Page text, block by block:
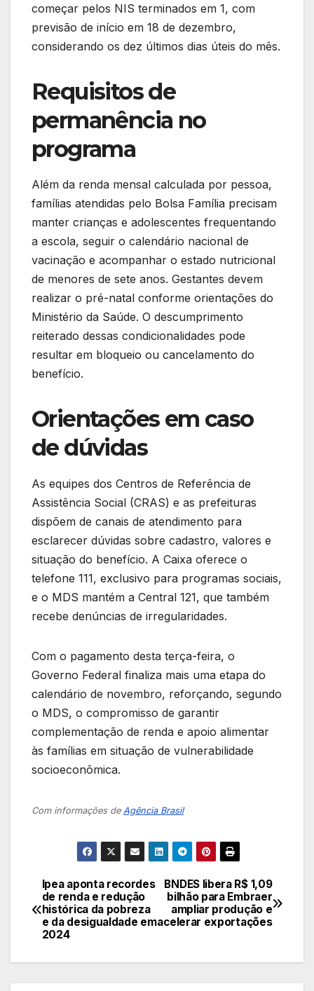
começar pelos NIS terminados em 1, com
previsão de início em 18 de dezembro,
considerando os dez últimos dias úteis do mês.
Requisitos de
permanência no
programa
Além da renda mensal calculada por pessoa,
famílias atendidas pelo Bolsa Família precisam
manter crianças e adolescentes frequentando
a escola, seguir o calendário nacional de
vacinação e acompanhar o estado nutricional
de menores de sete anos. Gestantes devem
realizar o pré-natal conforme orientações do
Ministério da Saúde. O descumprimento
reiterado dessas condicionalidades pode
resultar em bloqueio ou cancelamento do
benefício.
Orientações em caso
de dúvidas
As equipes dos Centros de Referência de
Assistência Social (CRAS) e as prefeituras
dispõem de canais de atendimento para
esclarecer dúvidas sobre cadastro, valores e
situação do benefício. A Caixa oferece o
telefone 111, exclusivo para programas sociais,
e o MDS mantém a Central 121, que também
recebe denúncias de irregularidades.
Com o pagamento desta terça-feira, o
Governo Federal finaliza mais uma etapa do
calendário de novembro, reforçando, segundo
o MDS, o compromisso de garantir
complementação de renda e apoio alimentar
às famílias em situação de vulnerabilidade
socioeconômica.
Com informações de Agência Brasil
Navegação
de
BNDES libera R$ 1,09
bilhão para Embraer
ampliar produção e
acelerar exportações
Ipea aponta recordes
de renda e redução
histórica da pobreza
e da desigualdade em
2024